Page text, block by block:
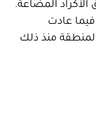
المضاعة.
عادت
منذ ذلك